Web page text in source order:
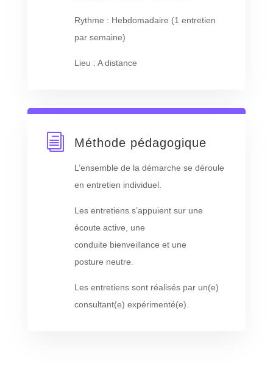
Rythme : Hebdomadaire (1 entretien
par semaine)
Lieu : A distance
i Méthode pédagogique
L’ensemble de la démarche se déroule
en entretien individuel.
Les entretiens s’appuient sur une
écoute active, une
conduite bienveillance et une
posture neutre.
Les entretiens sont réalisés par un(e)
consultant(e) expérimenté(e).